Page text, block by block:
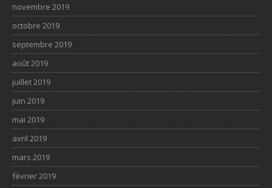
novembre 2019
octobre 2019
septembre 2019
août 2019
juillet 2019
juin 2019
mai 2019
avril 2019
mars 2019
février 2019